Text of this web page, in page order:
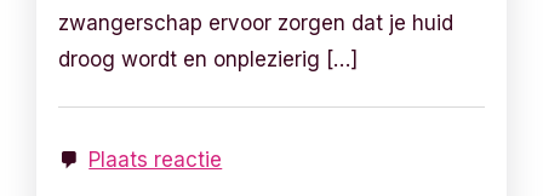
zwangerschap ervoor zorgen dat je huid
droog wordt en onplezierig […]
Plaats reactie